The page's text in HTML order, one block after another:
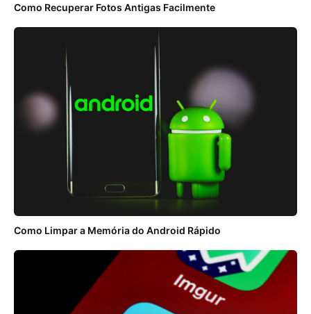
Como Recuperar Fotos Antigas Facilmente
Como Limpar a Memória do Android Rápido